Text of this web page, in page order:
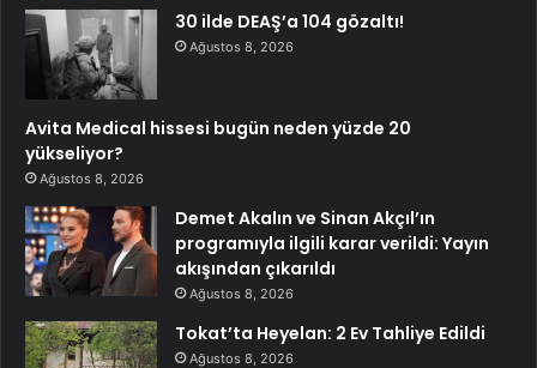
30 ilde DEAŞ’a 104 gözaltı!
Ağustos 8, 2026
Avita Medical hissesi bugün neden yüzde 20
yükseliyor?
Ağustos 8, 2026
Demet Akalın ve Sinan Akçıl’ın
programıyla ilgili karar verildi: Yayın
akışından çıkarıldı
Ağustos 8, 2026
Tokat’ta Heyelan: 2 Ev Tahliye Edildi
Ağustos 8, 2026